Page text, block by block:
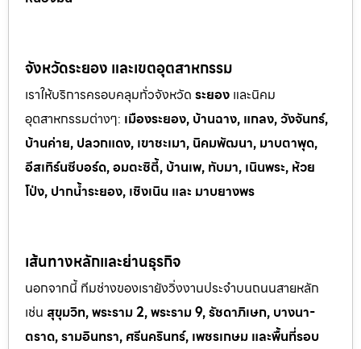
จังหวัดระยอง และเขตอุตสาหกรรม
เราให้บริการครอบคลุมทั่วจังหวัด ระยอง และนิคม
อุตสาหกรรมต่างๆ: เมืองระยอง, บ้านฉาง, แกลง, วังจันทร์,
บ้านค่าย, ปลวกแดง, เขาชะเมา, นิคมพัฒนา, มาบตาพุด,
อีสเทิร์นซีบอร์ด, อมตะซิตี้, บ้านเพ, ทับมา, เนินพระ, ห้วย
โป่ง, ปากน้ำระยอง, เชิงเนิน และ มาบยางพร
เส้นทางหลักและย่านธุรกิจ
นอกจากนี้ ทีมช่างของเรายังวิ่งงานประจำบนถนนสายหลัก
เช่น สุขุมวิท, พระราม 2, พระราม 9, รัชดาภิเษก, บางนา-
ตราด, รามอินทรา, ศรีนครินทร์, เพชรเกษม และพื้นที่รอบ